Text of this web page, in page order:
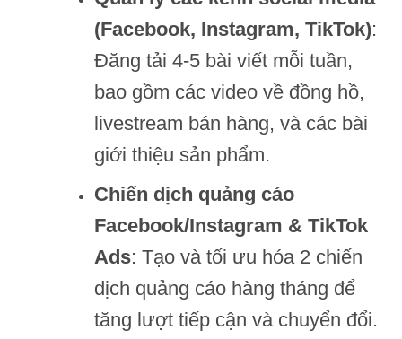
(Facebook, Instagram, TikTok):
Đăng tải 4-5 bài viết mỗi tuần,
bao gồm các video về đồng hồ,
livestream bán hàng, và các bài
giới thiệu sản phẩm.
Chiến dịch quảng cáo
Facebook/Instagram & TikTok
Ads: Tạo và tối ưu hóa 2 chiến
dịch quảng cáo hàng tháng để
tăng lượt tiếp cận và chuyển đổi.